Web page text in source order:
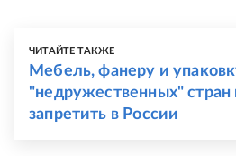
ЧИТАЙТЕ ТАКЖЕ
Мебель, фанеру и
"недружественных" стран
запретить в России